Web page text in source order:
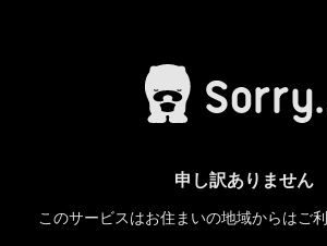
申し訳ありません
このサービスはお住まいの地域からはご